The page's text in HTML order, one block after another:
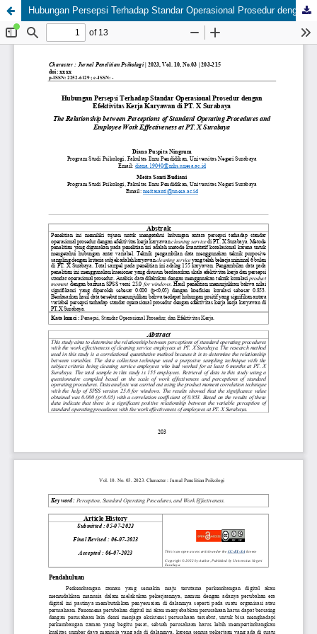
Hubungan Persepsi Terhadap Standar Operasional Prosedur dengan Efektivitas Kerja Karyawan di PT. X Surabaya